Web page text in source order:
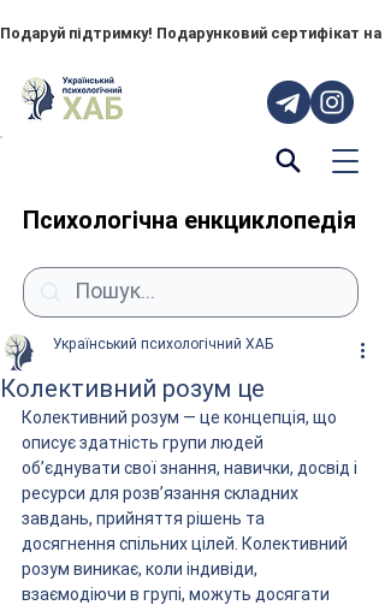
Подаруй підтримку! Подарунковий сертифікат
Психологічна енкциклопедія
Колективний розум це
Український психологічний ХАБ
Колективний розум — це концепція, що
описує здатність групи людей
об’єднувати свої знання, навички, досвід і
ресурси для розв’язання складних
завдань, прийняття рішень та
досягнення спільних цілей. Колективний
розум виникає, коли індивіди,
взаємодіючи в групі, можуть досягати